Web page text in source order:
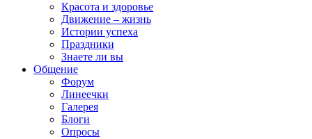
Красота и здоровье
Движение – жизнь
Истории успеха
Праздники
Знаете ли вы
Общение
Форум
Линеечки
Галерея
Блоги
Опросы